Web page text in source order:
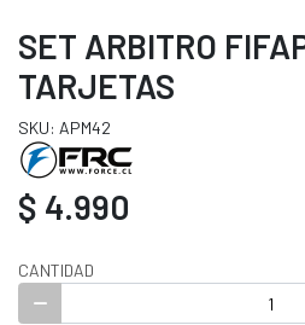
SET ARBITRO
TARJETAS
SKU: APM42
$ 4.990
CANTIDAD